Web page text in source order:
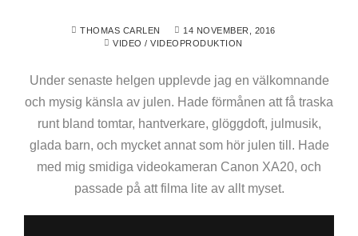
THOMAS CARLEN
14 NOVEMBER, 2016
VIDEO /VIDEOPRODUKTION
Under senaste helgen upplevde jag en välkomnande
och mysig känsla av julen. Hade förmånen att få traska
runt bland tomtar, hantverkare, glöggdoft, julmusik,
glada barn, och mycket annat som hör julen till. Hade
med mig smidiga videokameran Canon XA20, och
passade på att filma lite av allt myset.